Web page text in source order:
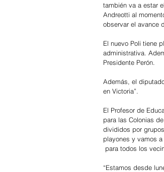
también va a estar
Andreotti al
observar el avance
El nuevo Poli tiene
administrativa.
Presidente Perón.
Además, el
en Victoria”.
El Profesor de
para las Colonias
divididos por
playones y vamos
para todos los
“Estamos desde